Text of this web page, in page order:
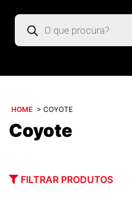
Pesquisar
produtos
HOME > COYOTE
Coyote
FILTRAR PRODUTOS